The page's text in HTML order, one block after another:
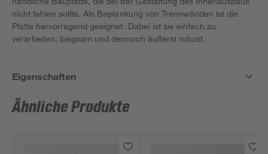
nicht fehlen sollte. Als Beplankung von Trennwänden ist die
Platte hervorragend geeignet. Dabei ist sie einfach zu
verarbeiten, biegsam und dennoch äußerst robust.
Eigenschaften
Ähnliche Produkte